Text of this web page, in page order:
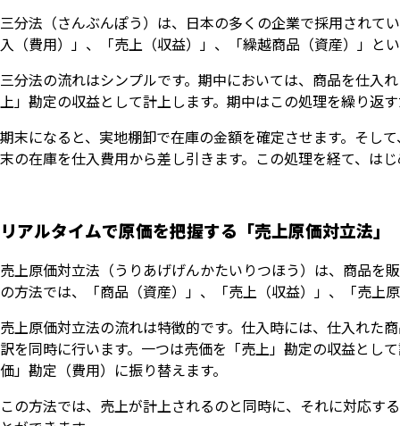
三分法（さんぶんぽう）は、日本の多くの企業で採用されて
入（費用）」、「売上（収益）」、「繰越商品（資産）」と
三分法の流れはシンプルです。期中においては、商品を仕入
上」勘定の収益として計上します。期中はこの処理を繰り返
期末になると、実地棚卸で在庫の金額を確定させます。そし
末の在庫を仕入費用から差し引きます。この処理を経て、は
リアルタイムで原価を把握する「売上原価対立法」
売上原価対立法（うりあげげんかたいりつほう）は、商品を
の方法では、「商品（資産）」、「売上（収益）」、「売上
売上原価対立法の流れは特徴的です。仕入時には、仕入れた
訳を同時に行います。一つは売価を「売上」勘定の収益とし
価」勘定（費用）に振り替えます。
この方法では、売上が計上されるのと同時に、それに対応す